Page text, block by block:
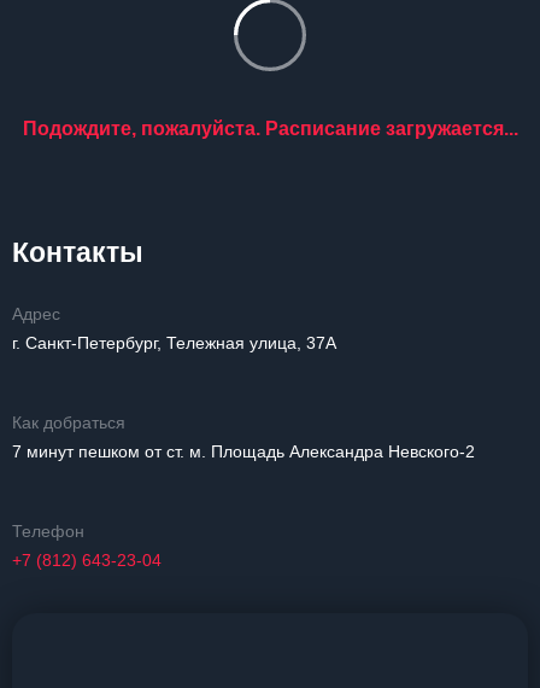
Подождите, пожалуйста. Расписание загружается...
Контакты
Адрес
г. Санкт-Петербург, Тележная улица, 37А
Как добраться
7 минут пешком от ст. м. Площадь Александра Невского-2
Телефон
+7 (812) 643-23-04